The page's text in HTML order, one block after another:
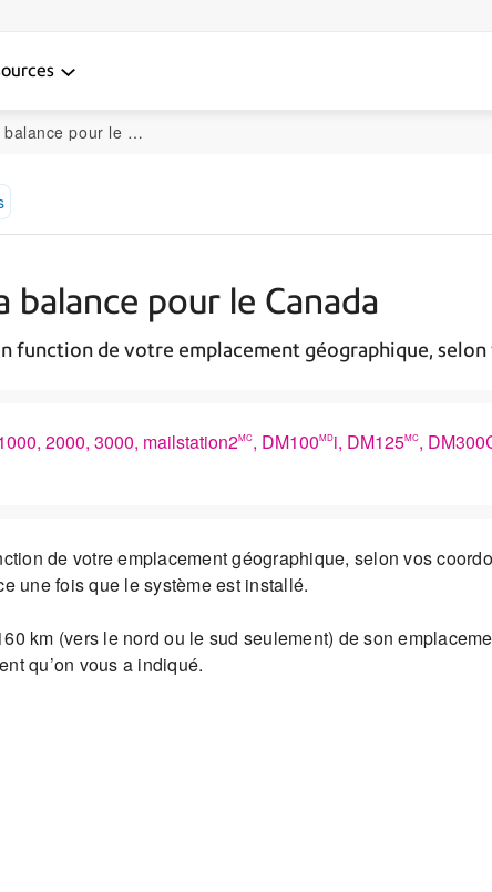
pour le Canada
balance pour le Canada
function de votre emplacement géographique,
2000, 3000, mailstation2MC, DM100MDi, DM125MC,
de votre emplacement géographique, selon vos
une fois que le système est installé.
km (vers le nord ou le sud seulement) de son
qu’on vous a indiqué.